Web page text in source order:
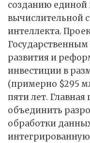
созданию
вычислительной
интеллекта.
развития и
инвестиции в
(примерно $295
пяти лет.
объединить
обработки
интегрированную